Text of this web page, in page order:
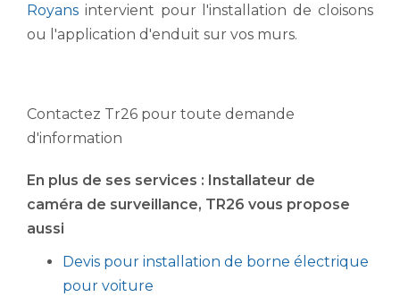
Royans intervient pour l'installation de cloisons
ou l'application d'enduit sur vos murs.
Contactez Tr26 pour toute demande
d'information
En plus de ses services : Installateur de
caméra de surveillance, TR26 vous propose
aussi
Devis pour installation de borne électrique
pour voiture